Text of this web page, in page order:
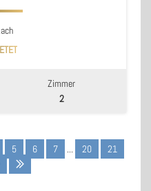
Zimmer
2
5 6 7 ... 20
21